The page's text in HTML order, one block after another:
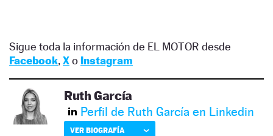
Sigue toda la información de EL MOTOR desde
Facebook, Xo Instagram
Ruth García
Perfil de Ruth García en Linkedin
VER BIOGRAFÍA